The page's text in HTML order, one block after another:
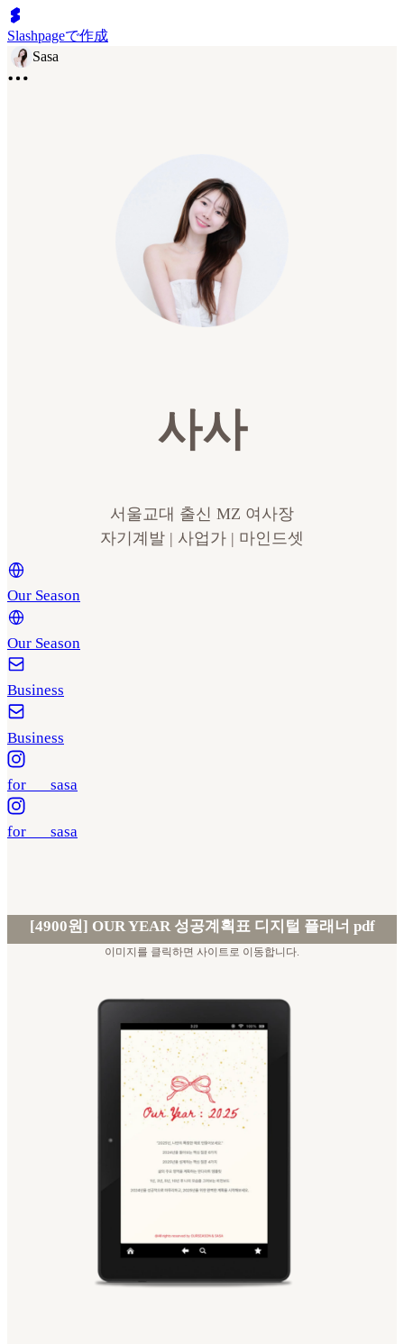
Slashpageで作成
Sasa
사사
서울교대 출신 MZ 여사장
자기계발 | 사업가 | 마인드셋
Our Season
Our Season
Business
Business
for___sasa
for___sasa
[4900원] OUR YEAR 성공계획표 디지털 플래너 pdf
이미지를 클릭하면 사이트로 이동합니다.